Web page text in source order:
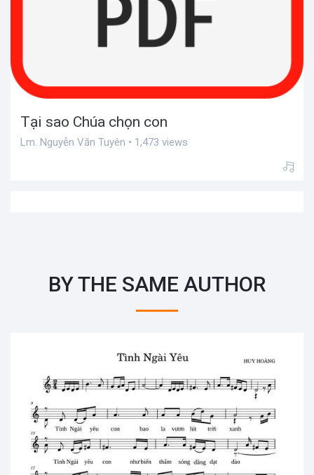
Tại sao Chúa chọn con
Lm. Nguyễn Văn Tuyên • 1,473 views
BY THE SAME AUTHOR